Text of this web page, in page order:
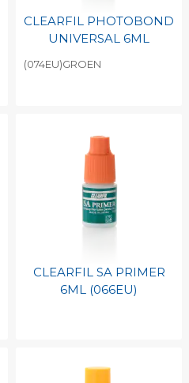
CLEARFIL PHOTOBOND
UNIVERSAL 6ML
(074EU)GROEN
CLEARFIL SA PRIMER
6ML (066EU)